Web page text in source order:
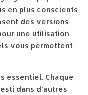
en plus conscients
des versions
une utilisation
vous permettent
essentiel. Chaque
dans d’autres